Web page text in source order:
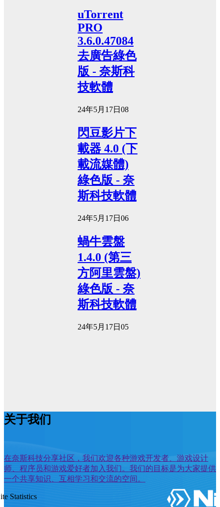
uTorrent
PRO
3.6.0.47084
去廣告綠色
版 - 奈斯科
技軟體
24年5月17日 08
閃豆影片下
載器 4.0 (下
載流媒體)
綠色版 - 奈
斯科技軟體
24年5月17日 06
蝸牛雲盤
1.4.0 (第三
方阿里雲盤)
綠色版 - 奈
斯科技軟體
24年5月17日 05
关于我们
在奈斯科技分享社区，我们欢迎各种游戏开发者、游戏设计
师、程序员和游戏爱好者加入我们。我们的目标是为大家提供
一个共享知识、互相学习和交流的空间。
Statistics